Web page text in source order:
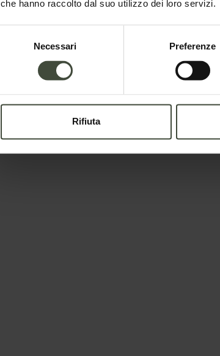
che hanno raccolto dal suo utilizzo dei loro servizi.
Necessari Preferenze
Rifiuta